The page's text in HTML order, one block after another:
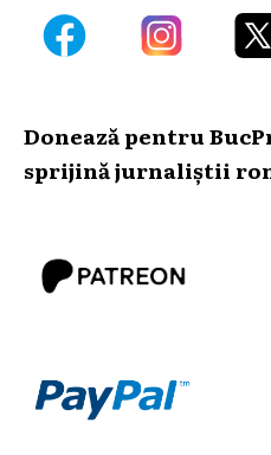
Donează pentru
sprijină jurnaliștii